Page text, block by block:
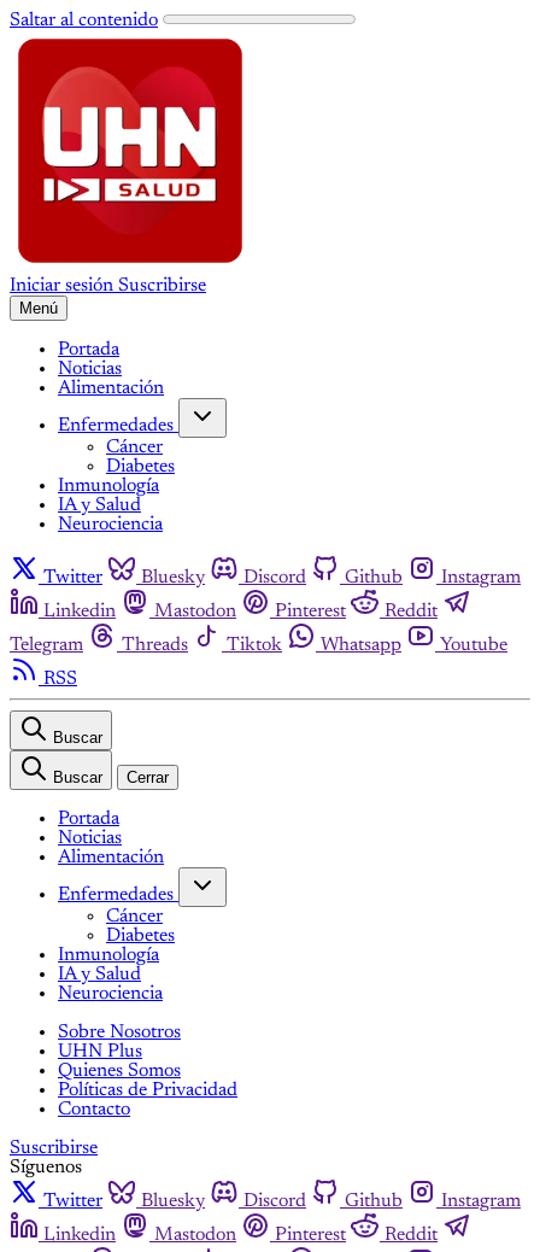
Saltar al contenido
Iniciar sesión Suscribirse
Menú
Portada
Noticias
Alimentación
Enfermedades
Cáncer
Diabetes
Inmunología
IA y Salud
Neurociencia
Twitter Bluesky Discord Github
Instagram
Linkedin
Mastodon Pinterest
Reddit
Telegram
Threads Tiktok Whatsapp
Youtube
RSS
Buscar
Buscar Cerrar
Portada
Noticias
Alimentación
Enfermedades
Cáncer
Diabetes
Inmunología
IA y Salud
Neurociencia
Sobre Nosotros
UHN Plus
Quienes Somos
Políticas de Privacidad
Contacto
Suscribirse
Síguenos
Twitter
Bluesky Discord Github
Instagram
Linkedin
Mastodon Pinterest
Reddit